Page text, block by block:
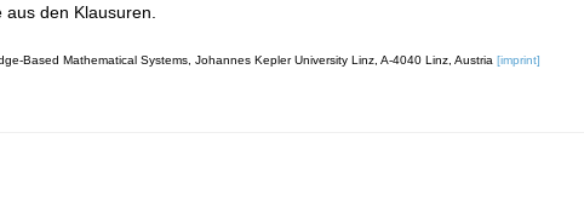
den Klausuren.
Based Mathematical Systems, Johannes Kepler University Linz, A-4040 Linz, Austria [imprint]